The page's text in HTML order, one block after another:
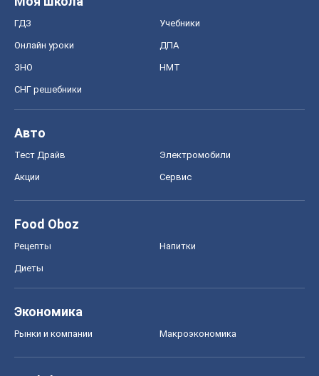
ГДЗ Учебники
Онлайн уроки ДПА
ЗНО НМТ
СНГ решебники
Авто
Тест Драйв Электромобили
Акции Сервис
Food Oboz
Рецепты Напитки
Диеты
Экономика
Рынки и компании Mакроэкономика